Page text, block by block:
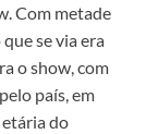
Com metade
se via era
o show, com
país, em
do